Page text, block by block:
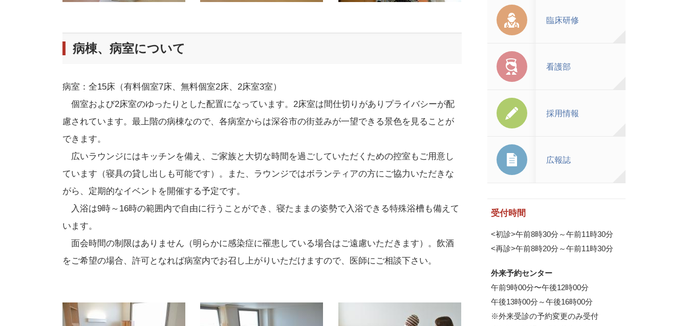
病棟、病室について
病室：全15床（有料個室7床、無料個室2床、2床室3室）
個室および2床室のゆったりとした配置になっています。2床室は間仕切りがありプライバシーが配
慮されています。最上階の病棟なので、各病室からは深谷市の街並みが一望できる景色を見ることが
できます。
広いラウンジにはキッチンを備え、ご家族と大切な時間を過ごしていただくための控室もご用意し
ています（寝具の貸し出しも可能です）。また、ラウンジではボランティアの方にご協力いただきな
がら、定期的なイベントを開催する予定です。
入浴は9時～16時の範囲内で自由に行うことができ、寝たままの姿勢で入浴できる特殊浴槽も備えて
います。
面会時間の制限はありません（明らかに感染症に罹患している場合はご遠慮いただきます）。飲酒
をご希望の場合、許可となれば病室内でお召し上がりいただけますので、医師にご相談下さい。
臨床研修
看護部
採用情報
広報誌
受付時間
<初診>午前8時30分～午前11時30分
<再診>午前8時20分～午前11時30分
外来予約センター
午前9時00分〜午後12時00分
午後13時00分～午後16時00分
※外来受診の予約変更のみ受付